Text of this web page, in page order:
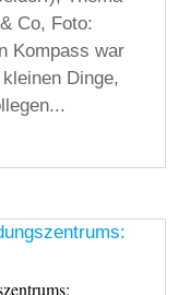
Co, Foto:
Kompass war
Dinge,